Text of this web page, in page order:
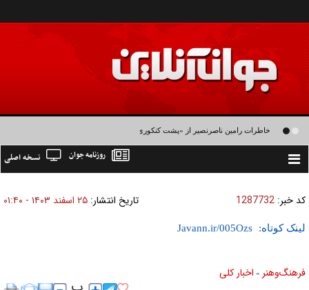
خاطرات رامین ناصرنصیر از «پشت‌ کنکوری‌ها» و رضا داوودنژاد: رضا کودک درون فعالی
Toggle
نسخه اصلی روزنامه جوان
کد خبر: 1287732 تاریخ انتشار: ۲۵ اسفند ۱۴۰۳ - ۰۱:۴۰
لینک کوتاه:
فرهنگ‌و‌هنر » اخبار كلی